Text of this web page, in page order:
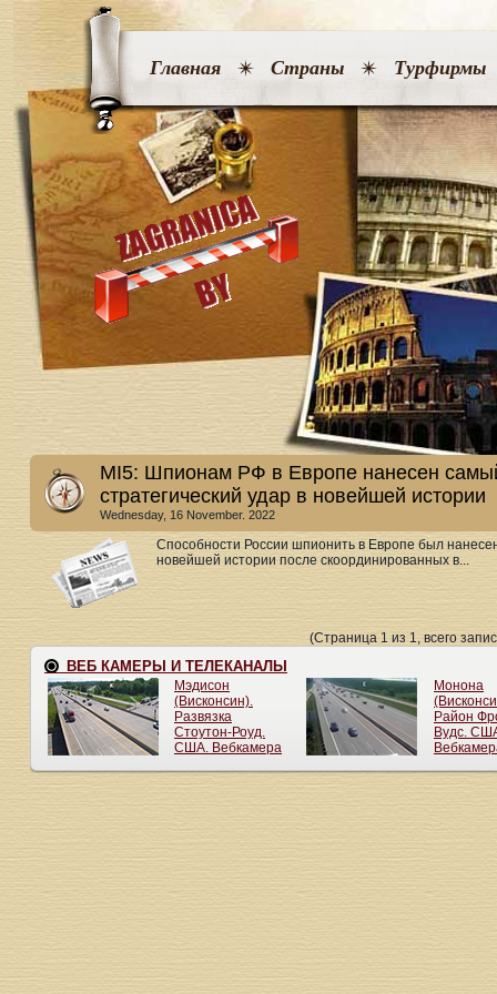
Главная Страны Турфирмы
MI5: Шпионам РФ в Европе нанесен
стратегический удар в новейшей истории
Wednesday, 16 November. 2022
Способности России шпионить в Европе был
новейшей истории после скоординированных в...
(Страница 1 из 1, всего